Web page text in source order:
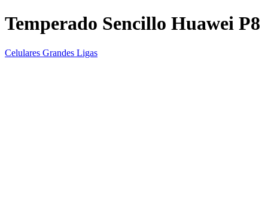
Temperado Sencillo Huawei P8
Celulares Grandes Ligas